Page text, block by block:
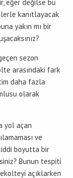
eğer değilse bu
kanıtlayacak
yakın mı bir
sezon
arasındaki fark
daha fazla
olarak
yol açan
ve
boyutta bir
Bunun tespiti
açıklarken